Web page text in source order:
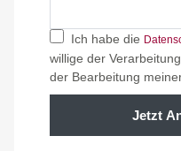
Ich habe die
willige der
der Bearbeitung
Jetzt